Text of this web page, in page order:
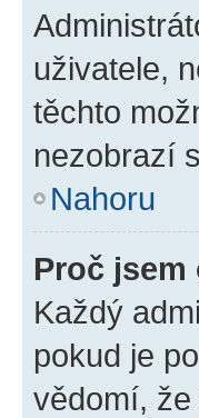
uživatele,
těchto
nezobrazí
Nahoru
Proč jsem
Každý
pokud je
vědomí, že